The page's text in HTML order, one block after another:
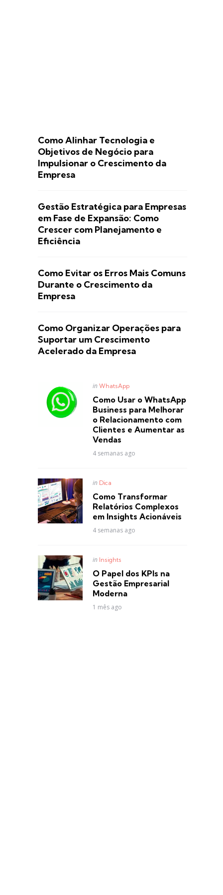
Como Alinhar Tecnologia e
Objetivos de Negócio para
Impulsionar o Crescimento da
Empresa
Gestão Estratégica para Empresas
em Fase de Expansão: Como
Crescer com Planejamento e
Eficiência
Como Evitar os Erros Mais Comuns
Durante o Crescimento da
Empresa
Como Organizar Operações para
Suportar um Crescimento
Acelerado da Empresa
Posted
in WhatsApp
Como Usar o WhatsApp
Business para Melhorar
o Relacionamento com
Clientes e Aumentar as
Vendas
4 semanas ago
Posted
in Dica
Como Transformar
Relatórios Complexos
em Insights Acionáveis
4 semanas ago
Posted
in Insights
O Papel dos KPIs na
Gestão Empresarial
Moderna
1 mês ago